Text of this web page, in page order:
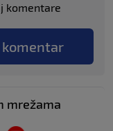
komentare
komentar
mrežama